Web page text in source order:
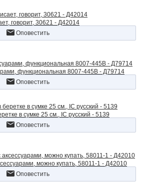
говорит, 30621 - Д42014
Оповестить
функциональная 8007-445B - Д79714
Оповестить
в сумке 25 см., IC русский - 5139
Оповестить
можно купать, 58011-1 - Д42010
Оповестить